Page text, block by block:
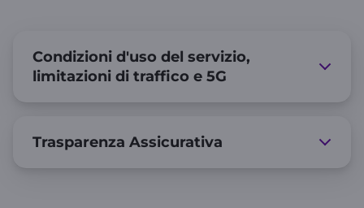
Condizioni d'uso del servizio,
limitazioni di traffico e 5G
Trasparenza Assicurativa